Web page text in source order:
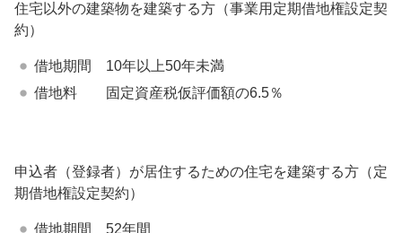
住宅以外の建築物を建築する方（事業用定期借地権設定契
約）
借地期間 10年以上50年未満
借地料 固定資産税仮評価額の6.5％
申込者（登録者）が居住するための住宅を建築する方（定
期借地権設定契約）
借地期間 52年間